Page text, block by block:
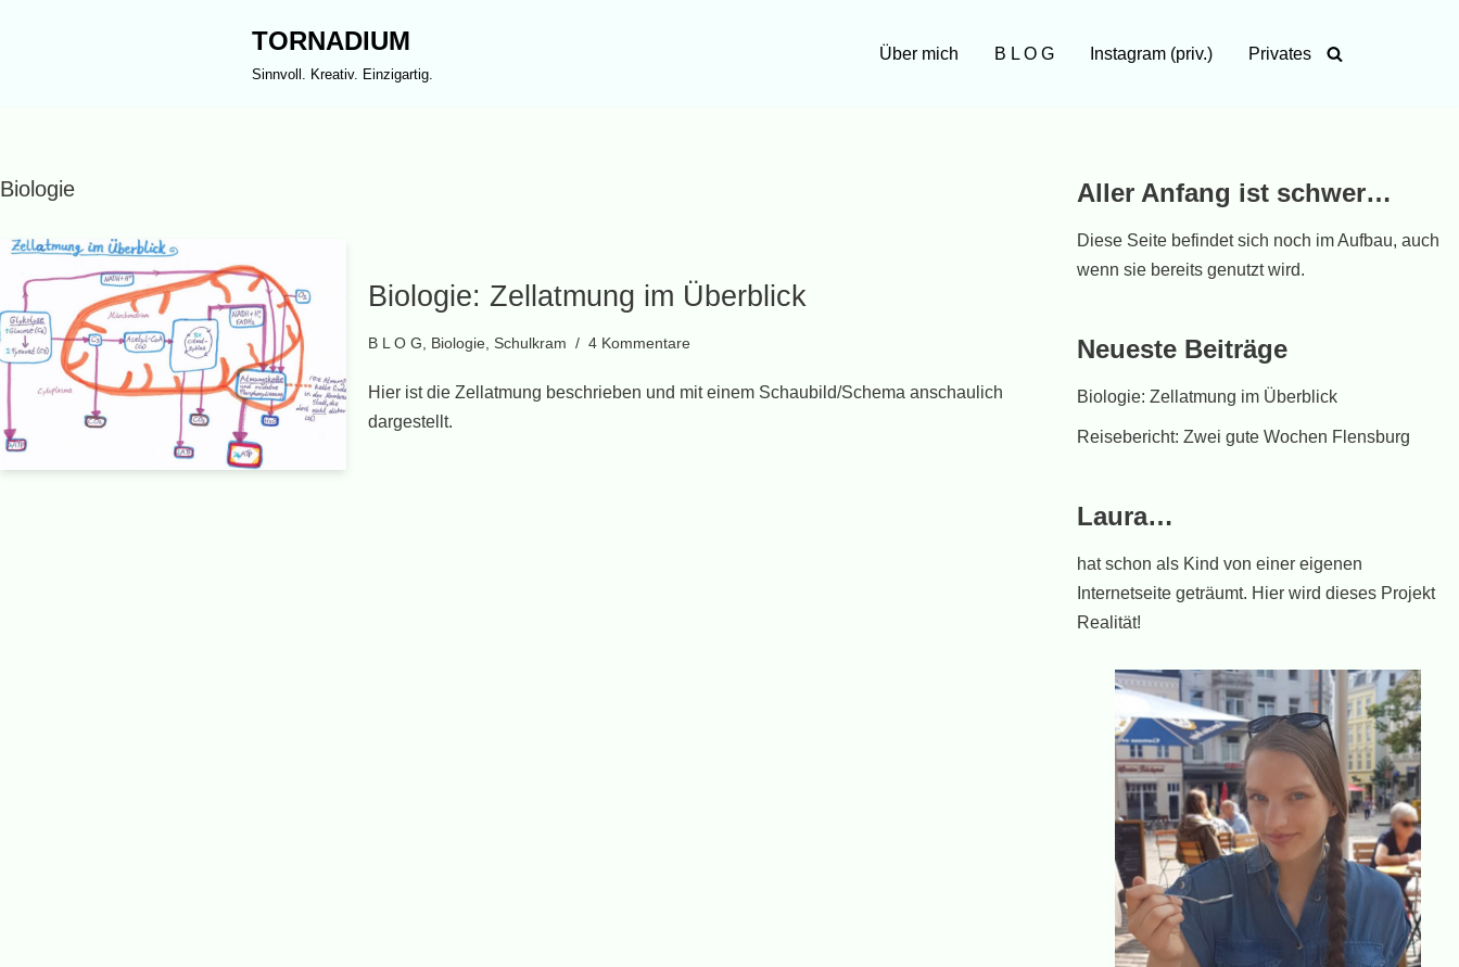
TORNADIUM
Sinnvoll. Kreativ. Einzigartig.
Über mich B L O G Instagram (priv.) Privates
Biologie
Biologie: Zellatmung im Überblick
B L O G Biologie ,Schulkram 4 Kommentare
Hier ist die Zellatmung beschrieben und mit einem Schaubild/Schema anschaulich
dargestellt.
Aller Anfang ist schwer…
Diese Seite befindet sich noch im Aufbau, auch
wenn sie bereits genutzt wird.
Neueste Beiträge
Biologie: Zellatmung im Überblick
Reisebericht: Zwei gute Wochen Flensburg
Laura…
hat schon als Kind von einer eigenen
Internetseite geträumt. Hier wird dieses Projekt
Realität!